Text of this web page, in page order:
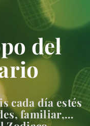
del
cada día estés
familiar,…